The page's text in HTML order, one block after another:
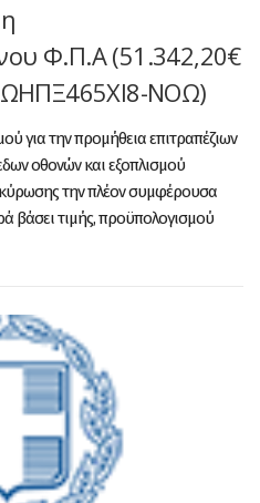
Φ.Π.Α (51.342,20€
ΝΟΩ)
για την προμήθεια επιτραπέζιων
οθονών και εξοπλισμού
την πλέον συμφέρουσα
τιμής, προϋπολογισμού